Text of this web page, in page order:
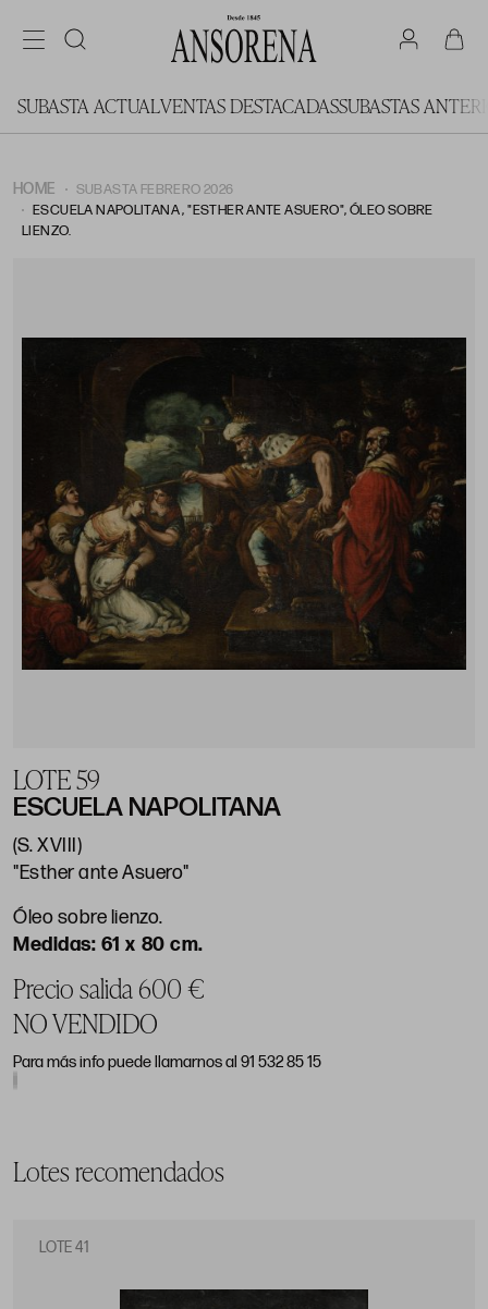
SUBASTA ACTUALVENTAS DESTACADASSUBASTAS
HOME
SUBASTA FEBRERO 2026
ESCUELA NAPOLITANA , "ESTHER ANTE ASUERO", ÓLEO SOBRE
LIENZO.
LOTE 59
ESCUELA NAPOLITANA
(S. XVIII)
"Esther ante Asuero"
Óleo sobre lienzo.
61 x 80 cm.
Precio salida 600 €
NO VENDIDO
Para más info puede llamarnos al 91 532 85 15
Lotes recomendados
LOTE 41